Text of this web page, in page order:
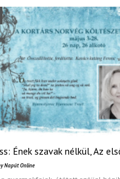
Ének szavak nélkül, Az
Napút Online